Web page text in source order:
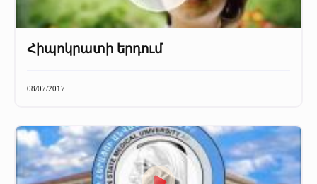
Հիպոկրատի երդում
08/07/2017